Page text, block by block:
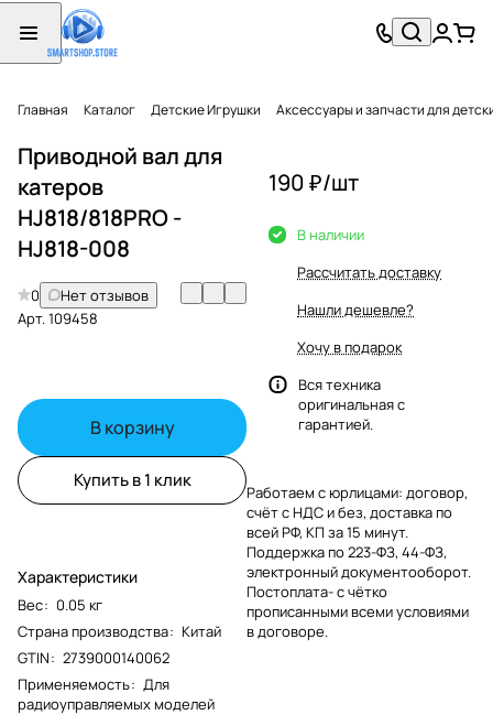
Главная Каталог Детские Игрушки Аксессуары и запчасти для
Приводной вал для
катеров
HJ818/818PRO -
HJ818-008
0
Нет отзывов
Арт.109458
В корзину
Купить в 1 клик
Характеристики
Вес: 0.05 кг
Страна производства: Китай
GTIN: 2739000140062
Применяемость: Для
радиоуправляемых моделей
190 ₽/шт
В наличии
Рассчитать доставку
Нашли дешевле?
Хочу в подарок
Вся техника
оригинальная с
гарантией.
Работаем с юрлицами: договор,
счёт с НДС и без, доставка по
всей РФ, КП за 15 минут.
Поддержка по 223-ФЗ, 44-ФЗ,
электронный документооборот.
Постоплата- с чётко
прописанными всеми условиями
в договоре.